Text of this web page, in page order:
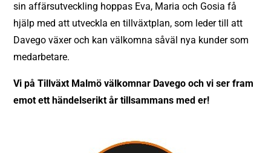
sin affärsutveckling hoppas Eva, Maria och Gosia få
hjälp med att utveckla en tillväxtplan, som leder till att
Davego växer och kan välkomna såväl nya kunder som
medarbetare.
Vi på Tillväxt Malmö välkomnar Davego och vi ser fram
emot ett händelserikt år tillsammans med er!